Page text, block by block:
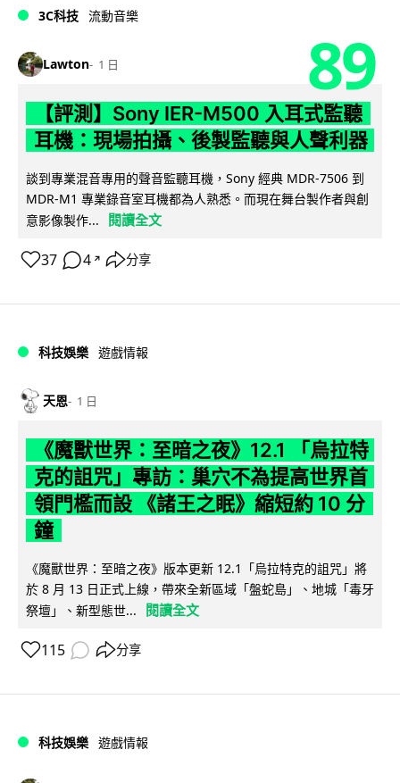
3C科技 流動音樂
Lawton 1 日 89
【評測】Sony IER-M500 入耳式監聽
耳機：現場拍攝、後製監聽與人聲利器
談到專業混音專用的聲音監聽耳機，Sony 經典 MDR-7506 到
MDR-M1 專業錄音室耳機都為人熟悉。而現在舞台製作者與創
意影像製作...
閱讀全文
37 4 ↗ 分享
科技娛樂 遊戲情報
天恩 1 日
《魔獸世界：至暗之夜》12.1 「烏拉特
克的詛咒」專訪：巢穴不為提高世界首
領門檻而設 《諸王之眠》縮短約 10 分
鐘
《魔獸世界：至暗之夜》版本更新 12.1「烏拉特克的詛咒」將
於 8 月 13 日正式上線，帶來全新區域「盤蛇島」、地城「毒牙
祭壇」、新型態世...
閱讀全文
115 分享
科技娛樂 遊戲情報